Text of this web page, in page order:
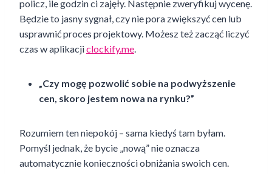
policz, ile godzin ci zajęły. Następnie zweryfikuj wycenę.
Będzie to jasny sygnał, czy nie pora zwiększyć cen lub
usprawnić proces projektowy. Możesz też zacząć liczyć
czas w aplikacjiclockify.me
„Czy mogę pozwolić sobie na podwyższenie
cen, skoro jestem nowa na rynku?”
Rozumiem ten niepokój – sama kiedyś tam byłam.
Pomyśl jednak, że bycie „nową” nie oznacza
automatycznie konieczności obniżania swoich cen.